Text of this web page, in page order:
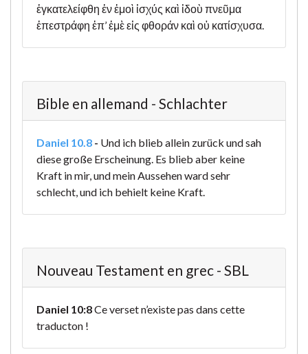
ἐγκατελείφθη ἐν ἐμοὶ ἰσχύς καὶ ἰδοὺ πνεῦμα
ἐπεστράφη ἐπ’ ἐμὲ εἰς φθοράν καὶ οὐ κατίσχυσα.
Bible en allemand - Schlachter
Daniel 10.8 - Und ich blieb allein zurück und sah
diese große Erscheinung. Es blieb aber keine
Kraft in mir, und mein Aussehen ward sehr
schlecht, und ich behielt keine Kraft.
Nouveau Testament en grec - SBL
Daniel 10:8Ce verset n’existe pas dans cette
traducton !